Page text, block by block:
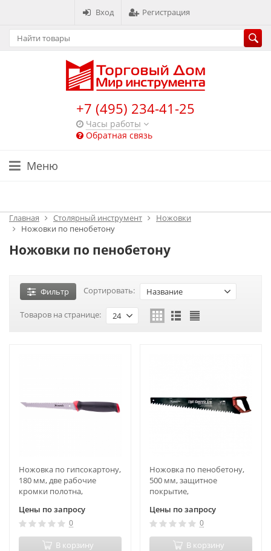
Вход Регистрация
+7 (495) 234-41-25
Часы работы
Обратная связь
Меню
Главная Столярный инструмент
Ножовки
Ножовки по пенобетону
Ножовки по пенобетону
Фильтр Сортировать: Название
Товаров на странице: 24
Ножовка по гипсокартону,
180 мм, две рабочие
кромки полотна,
рукоятка Matrix
Цены по запросу
0
В корзину
Ножовка по пенобетону,
500 мм, защитное
покрытие,
на зубья,
двухкомпонентная
рукоятка Matrix
Цены по запросу
0
В корзину